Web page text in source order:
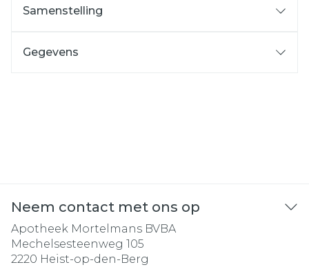
Samenstelling
Gegevens
Neem contact met ons op
Apotheek Mortelmans BVBA
Mechelsesteenweg 105
2220 Heist-op-den-Berg